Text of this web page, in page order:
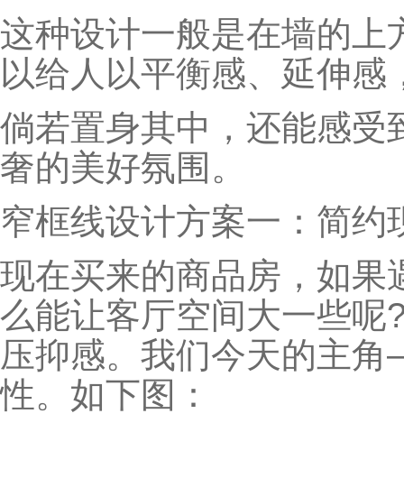
这种设计一般是在墙的上
以给人以平衡感、延伸
倘若置身其中，还能感受
奢的美好氛围。
窄框线设计方案一：简约
现在买来的商品房，如果
么能让客厅空间大一些
压抑感。我们今天的主
性。如下图：